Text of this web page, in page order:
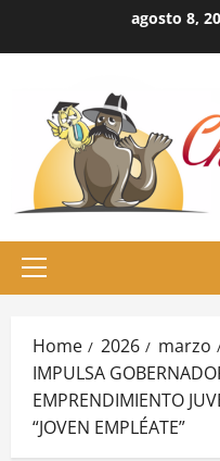
agosto 8,
Primary
Home 2026 marzo
IMPULSA
EMPRENDIMIENTO
“JOVEN EMPLÉATE”